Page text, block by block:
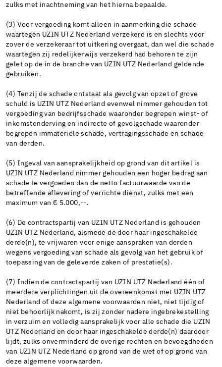
zulks met inachtneming van het hierna bepaalde.
(3) Voor vergoeding komt alleen in aanmerking die schade
waartegen UZIN UTZ Nederland verzekerd is en slechts voor
zover de verzekeraar tot uitkering overgaat, dan wel die schade
waartegen zij redelijkerwijs verzekerd had behoren te zijn
gelet op de in de branche van UZIN UTZ Nederland geldende
gebruiken.
(4) Tenzij de schade ontstaat als gevolg van opzet of grove
schuld is UZIN UTZ Nederland evenwel nimmer gehouden tot
vergoeding van bedrijfsschade waaronder begrepen winst- of
inkomstenderving en indirecte of gevolgschade waaronder
begrepen immateriële schade, vertragingsschade en schade
van derden.
(5) Ingeval van aansprakelijkheid op grond van dit artikel is
UZIN UTZ Nederland nimmer gehouden een hoger bedrag aan
schade te vergoeden dan de netto factuurwaarde van de
betreffende aflevering of verrichte dienst, zulks met een
maximum van € 5.000,--.
(6) De contractspartij van UZIN UTZ Nederland is gehouden
UZIN UTZ Nederland, alsmede de door haar ingeschakelde
derde(n), te vrijwaren voor enige aanspraken van derden
wegens vergoeding van schade als gevolg van het gebruik of
toepassing van de geleverde zaken of prestatie(s).
(7) Indien de contractspartij van UZIN UTZ Nederland één of
meerdere verplichtingen uit de overeenkomst met UZIN UTZ
Nederland of deze algemene voorwaarden niet, niet tijdig of
niet behoorlijk nakomt, is zij zonder nadere ingebrekestelling
in verzuim en volledig aansprakelijk voor alle schade die UZIN
UTZ Nederland en door haar ingeschakelde derde(n) daardoor
lijdt, zulks onverminderd de overige rechten en bevoegdheden
van UZIN UTZ Nederland op grond van de wet of op grond van
deze algemene voorwaarden.